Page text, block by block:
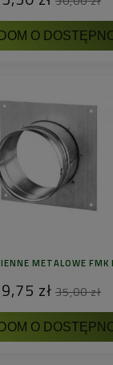
O
METALOWE
zł 35,00 zł
O